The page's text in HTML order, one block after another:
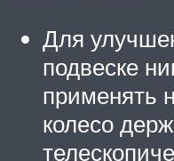
Для
подвеске
применять
колесо